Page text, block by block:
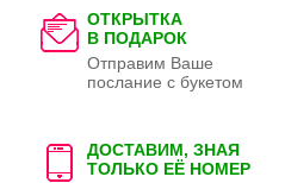
ОТКРЫТКА
В ПОДАРОК
Отправим Ваше
послание с букетом
ДОСТАВИМ, ЗНАЯ
ТОЛЬКО ЕЁ НОМЕР